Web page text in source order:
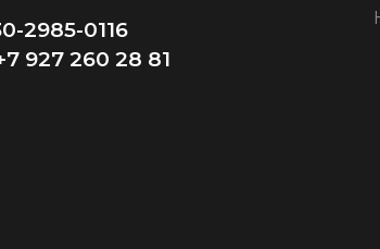
2985-0116
927 260 28 81